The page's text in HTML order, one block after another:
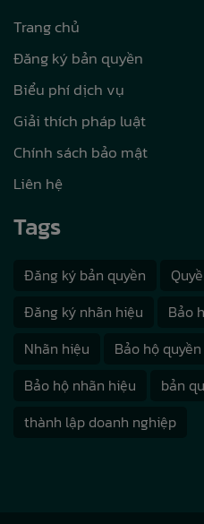
Trang chủ
Đăng ký bản quyền
Biểu phí dịch vụ
Giải thích pháp luật
Chính sách bảo mật
Liên hệ
Tags
Đăng ký bản quyền
Đăng ký nhãn hiệu
Bảo
Nhãn hiệu
Bảo hộ
Bảo hộ nhãn hiệu
bản
thành lập doanh nghiệp